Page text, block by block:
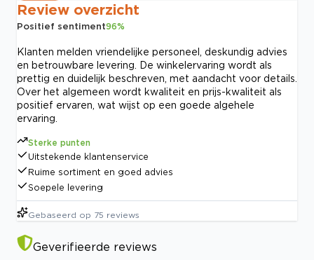
Review overzicht
Positief sentiment96%
Klanten melden vriendelijke personeel, deskundig advies
en betrouwbare levering. De winkelervaring wordt als
prettig en duidelijk beschreven, met aandacht voor details.
Over het algemeen wordt kwaliteit en prijs-kwaliteit als
positief ervaren, wat wijst op een goede algehele
ervaring.
Sterke punten
Uitstekende klantenservice
Ruime sortiment en goed advies
Soepele levering
Gebaseerd op 75 reviews
Geverifieerde reviews